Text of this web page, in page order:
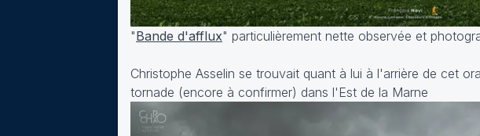
"Bande d'afflux" particulièrement nette observée et
Christophe Asselin se trouvait quant à lui à l'arrière de cet
tornade (encore à confirmer) dans l'Est de la Marne